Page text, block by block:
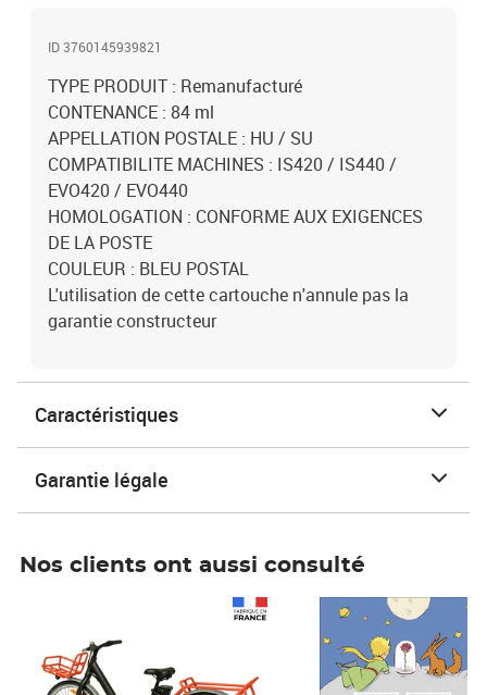
ID 3760145939821
TYPE PRODUIT : Remanufacturé
CONTENANCE : 84 ml
APPELLATION POSTALE : HU / SU
COMPATIBILITE MACHINES : IS420 / IS440 /
EVO420 / EVO440
HOMOLOGATION : CONFORME AUX EXIGENCES
DE LA POSTE
COULEUR : BLEU POSTAL
L'utilisation de cette cartouche n'annule pas la
garantie constructeur
Caractéristiques
Garantie légale
Nos clients ont aussi consulté
Prix 7,50€